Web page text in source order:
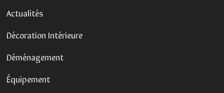
Actualités
Décoration Intérieure
Déménagement
Équipement